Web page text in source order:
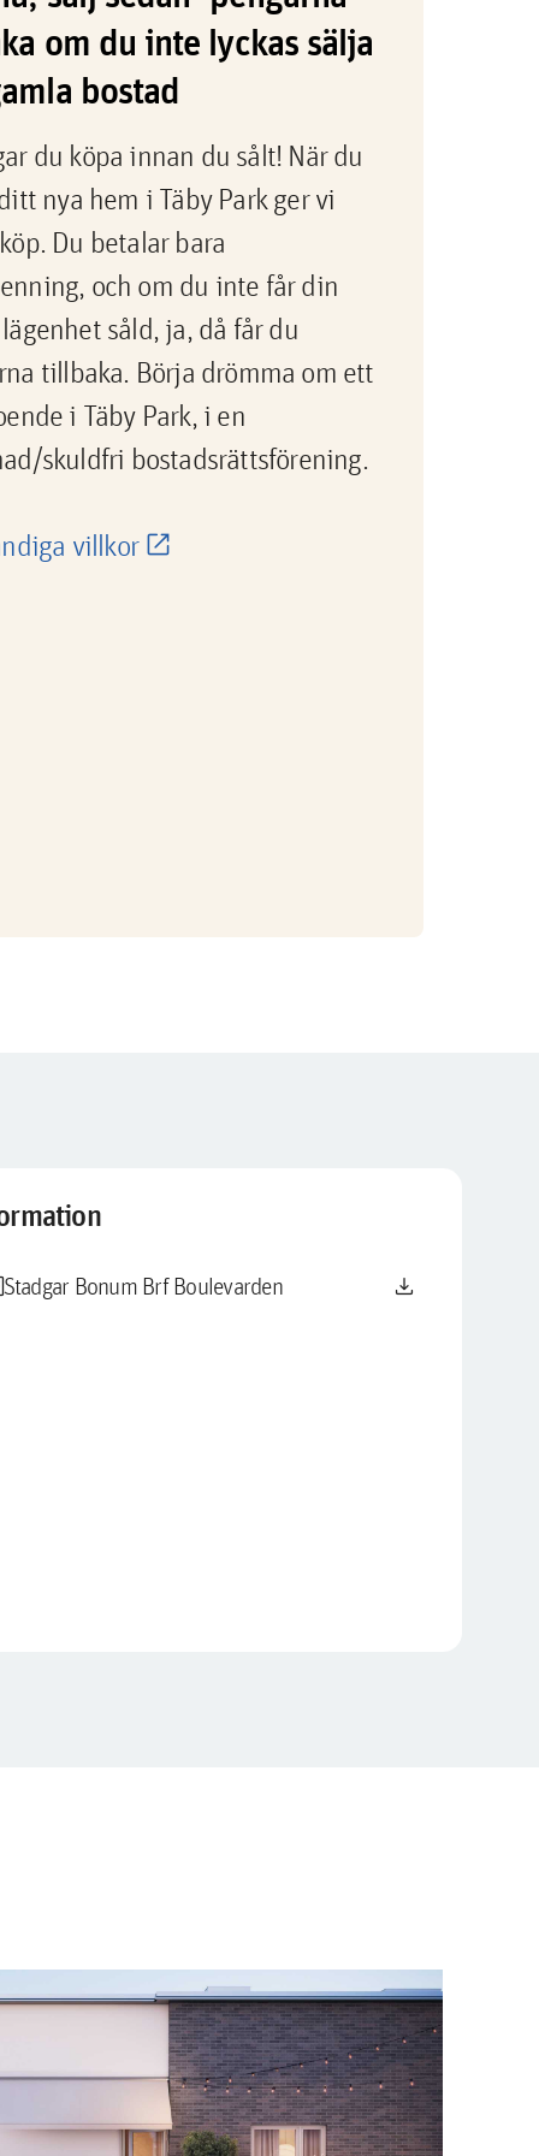
om du inte lyckas sälja
bostad
du köpa innan du sålt! När du
nya hem i Täby Park ger vi
Du betalar bara
och om du inte får din
såld, ja, då får du
tillbaka. Börja drömma om ett
i Täby Park, i en
skuldfri bostadsrättsförening.
villkor
Stadgar Bonum Brf Boulevarden download